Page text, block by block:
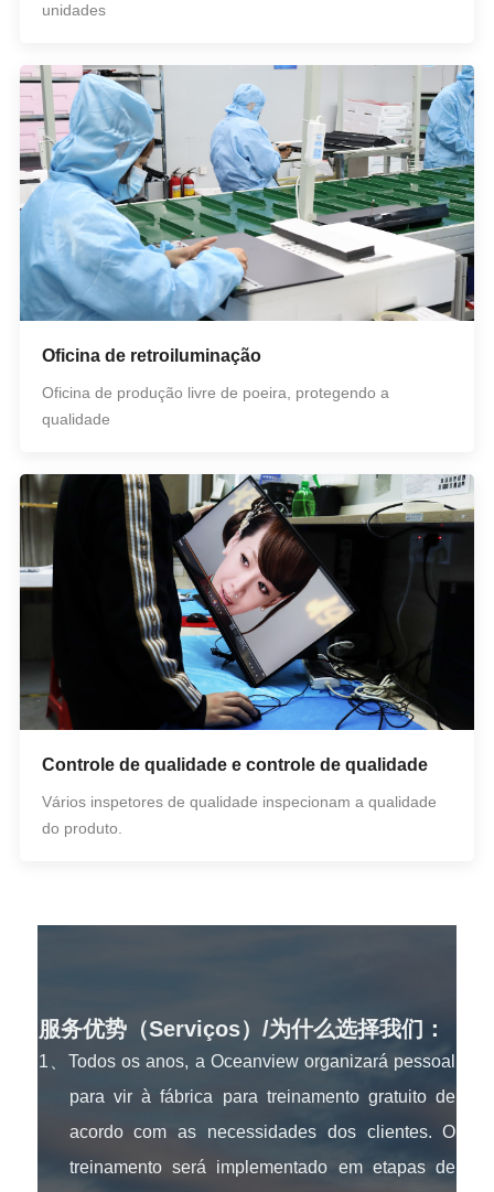
unidades
Oficina de retroiluminação
Oficina de produção livre de poeira, protegendo a
qualidade
Controle de qualidade e controle de qualidade
Vários inspetores de qualidade inspecionam a qualidade
do produto.
服务优势（Serviços）/为什么选择我们：
1、Todos os anos, a Oceanview organizará pessoal
para vir à fábrica para treinamento gratuito de
acordo com as necessidades dos clientes. O
treinamento será implementado em etapas de